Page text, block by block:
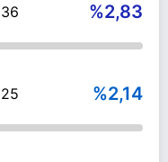
%2,83
%2,14